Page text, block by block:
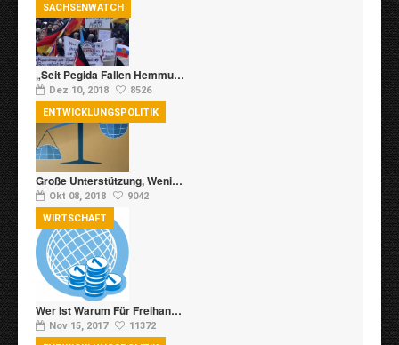
„Seit Pegida Fallen Hemmu…
Dez 10, 2018 8526
SACHSENWATCH
Große Unterstützung, Weni…
Okt 08, 2018 9042
ENTWICKLUNGSPOLITIK
Wer Ist Warum Für Freihan…
Nov 15, 2017 11372
WIRTSCHAFT